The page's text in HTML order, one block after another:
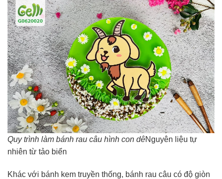
Quy trình làm bánh rau câu hình con dêNguyên liệu tự
nhiên từ tảo biển
Khác với bánh kem truyền thống, bánh rau câu có độ giòn